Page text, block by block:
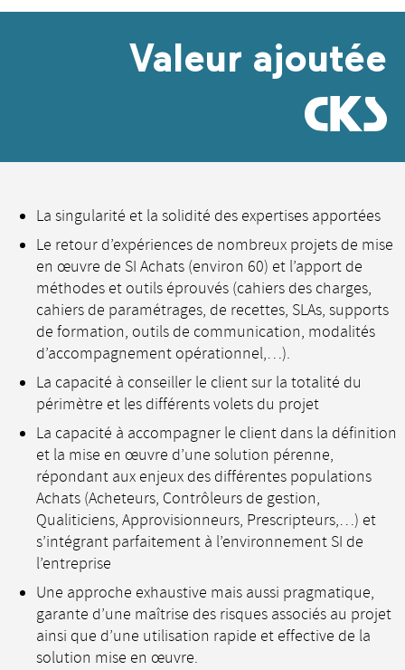
Valeur ajoutée
@
La singularité et la solidité des expertises apportées
Le retour d’expériences de nombreux projets de mise
en œuvre de SI Achats (environ 60) et l’apport de
méthodes et outils éprouvés (cahiers des charges,
cahiers de paramétrages, de recettes, SLAs, supports
de formation, outils de communication, modalités
d’accompagnement opérationnel,…).
La capacité à conseiller le client sur la totalité du
périmètre et les différents volets du projet
La capacité à accompagner le client dans la définition
et la mise en œuvre d’une solution pérenne,
répondant aux enjeux des différentes populations
Achats (Acheteurs, Contrôleurs de gestion,
Qualiticiens, Approvisionneurs, Prescripteurs,…) et
s’intégrant parfaitement à l’environnement SI de
l’entreprise
Une approche exhaustive mais aussi pragmatique,
garante d’une maîtrise des risques associés au projet
ainsi que d’une utilisation rapide et effective de la
solution mise en œuvre.